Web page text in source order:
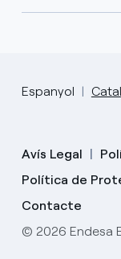
Espanyol
Avís Legal
Política de
Contacte
© 2026 Endesa